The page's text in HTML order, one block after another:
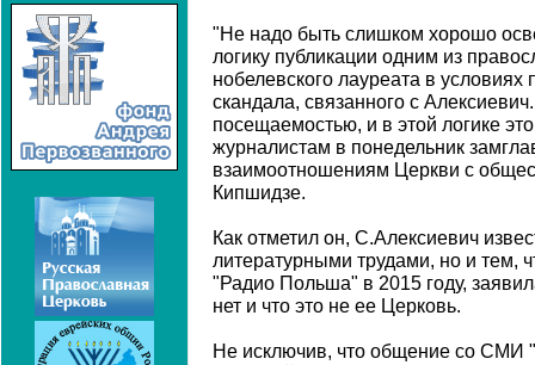
"Не надо быть слишком хорошо
логику публикации одним из
нобелевского лауреата в
скандала, связанного с
посещаемостью, и в этой логике
журналистам в понедельник
взаимоотношениям Церкви с
Кипшидзе.
Как отметил он, С.Алексиевич
литературными трудами, но и тем,
"Радио Польша" в 2015 году,
нет и что это не ее Церковь.
Не исключив, что общение со СМИ